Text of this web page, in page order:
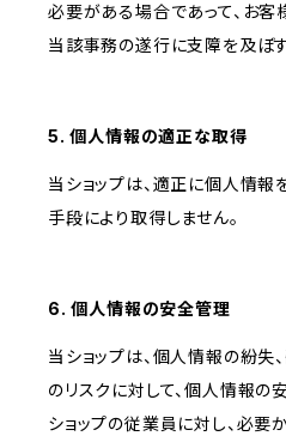
必要がある場合であって、お客
当該事務の遂行に支障を及ぼ
5. 個人情報の適正な取得
当ショップは、適正に個人情報
手段により取得しません。
6. 個人情報の安全管理
当ショップは、個人情報の紛失
のリスクに対して、個人情報の
ショップの従業員に対し、必要